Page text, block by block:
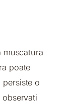
muscatura
poate
persiste o
observati